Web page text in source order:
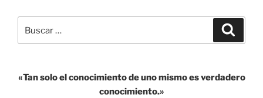
por:
«Tan solo el conocimiento de uno mismo es verdadero
conocimiento.»